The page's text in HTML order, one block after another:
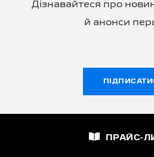
Дізнавайтеся про
й анонси
ПРАЙС-